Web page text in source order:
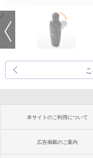
本サイトのご利用について
広告掲載のご案内